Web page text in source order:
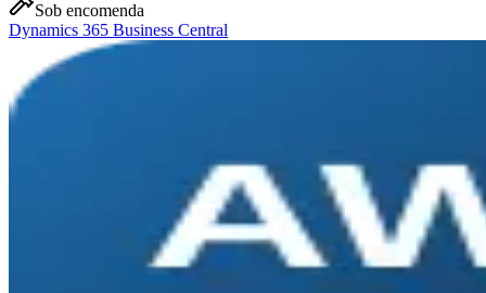
Sob encomenda
Dynamics 365 Business Central